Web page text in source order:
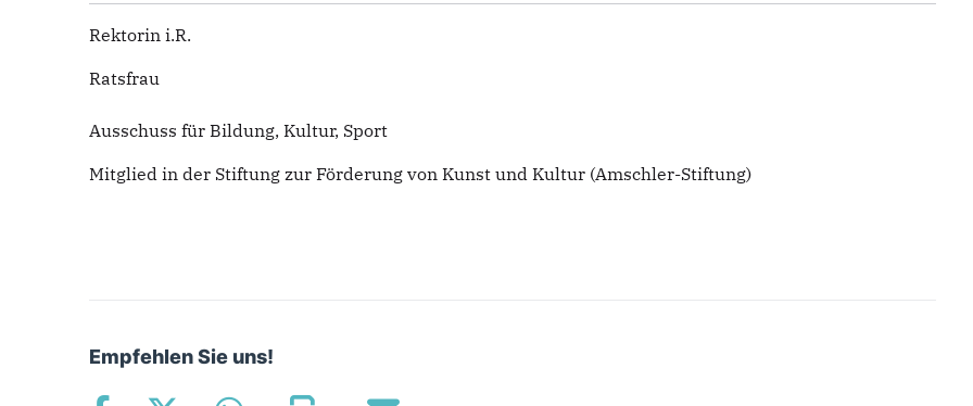
Rektorin i.R.
Ratsfrau
Ausschuss für Bildung, Kultur, Sport
Mitglied in der Stiftung zur Förderung von Kunst und Kultur (Amschler-Stiftung)
Empfehlen Sie uns!